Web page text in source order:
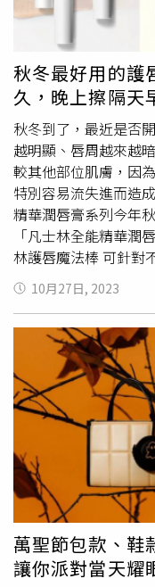
年根本不會想要碰對
相敬如賓很久了。◎
滿18歲請勿飲酒。在
仁大尺度演出。（圖
度的質感，正是今年
彩盤2色全新登場，
搭配能捕捉光線帶有
後產生出獨特立體感
豐富的變化。任何膚
2款 各7.1g/1,850元
COLLECTION 經典
量如星塵般亮燦珠光
是將色彩暈開上色、
樂趣。使用方式隨心
將光芒散射的夜色彩
COLLECTION 經典持
（圖／品牌提供）
彩妝推出全新6色眼
樣色調珠光的4色,，
光2色,，呈現水感光
及卡其添加金色調，
色打造層次感。彩妝
明感更提升， 展現出
煥采眼盤【限定】
5.THREE 魅光零界線
感受它的完美質地感
唯美的漸層感，簡直
抹就完美發色，帶有
【限定】 全3款/
秋冬最好用的護
久，晚上擦隔天
秋冬到了，最近是否
越明顯、唇周越來越
較其他部位肌膚，因
特別容易流失進而造
精華潤唇膏系列今年
「凡士林全能精華潤
林護唇魔法棒 可針對
更能根據不同情境場
理。（圖／品牌提供
士林全能精華潤唇膏
更是簡約設計加上霧
全無負擔，年底聖誕跨
水嫩嘟嘟唇！#4號#修
擦上有舒適涼感，唇
緩解。#6號 #淡紋魔
數量與面積；同時提
柔嫩魔法棒(柔嫩磨砂
膩溫和不易刺激；同
還能保濕補水，簡單
(煥亮潤色)：除了可
外，使唇部透出紅潤
玻尿酸彈潤Q唇霜
10月27日, 2023
萬聖節包款、鞋
讓你派對當天耀